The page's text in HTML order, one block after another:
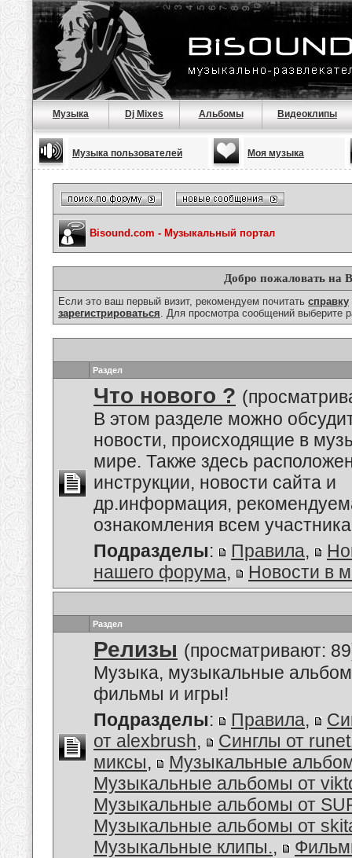
Музыка Dj Mixes Альбомы Видеоклипы
Музыка пользователей Моя музыка
Bisound.com - Музыкальный портал
Добро пожаловать на
Если это ваш первый визит, рекомендуем почитать справку
зарегистрироваться. Для просмотра сообщений выберите
Раздел
Что нового ?
В этом разделе можно
новости, происходящие в
мире. Также здесь
инструкции, новости сайта и
др.информация,
ознакомления всем
Подразделы: Правила,
нашего форума, Новости в
Раздел
Релизы (просматривают:
Музыка, музыкальные
фильмы и игры!
Подразделы: Правила,
от alexbrush,
Синглы от
миксы,
Музыкальные
Музыкальные альбомы от
Музыкальные альбомы от
Музыкальные альбомы от
Музыкальные клипы.,